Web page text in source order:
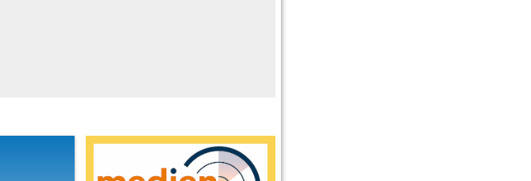
Reisen, Events & Sport
E-Cards